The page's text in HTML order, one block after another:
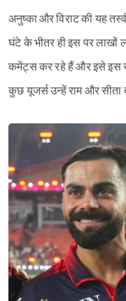
अनुष्का और विराट की यह
घंटे के भीतर ही इस पर
कमेंट्स कर रहे हैं और इसे इस
कुछ यूजर्स उन्हें राम और सीता